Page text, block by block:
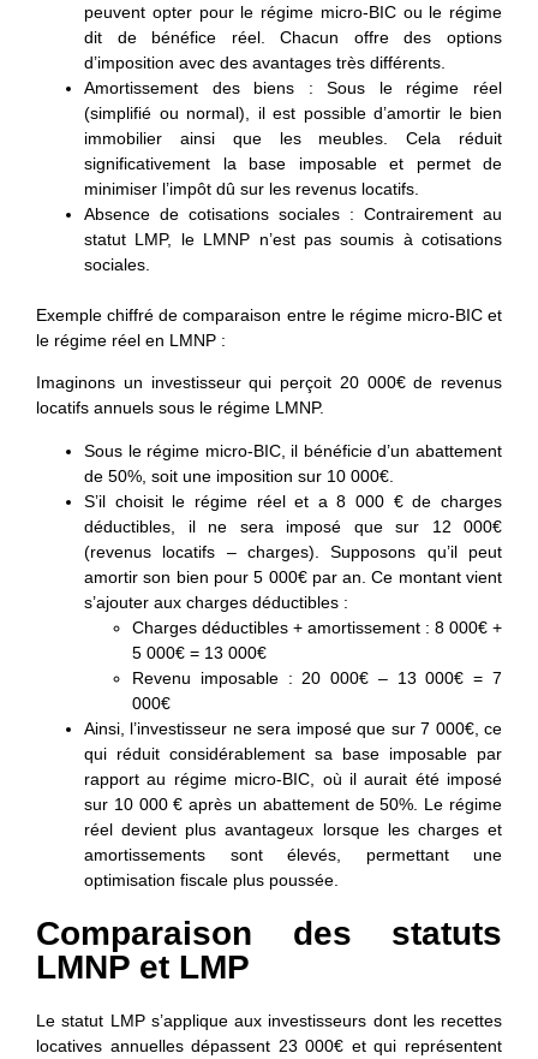
peuvent opter pour le régime micro-BIC ou le régime
dit de bénéfice réel. Chacun offre des options
d’imposition avec des avantages très différents.
Amortissement des biens : Sous le régime réel
(simplifié ou normal), il est possible d’amortir le bien
immobilier ainsi que les meubles. Cela réduit
significativement la base imposable et permet de
minimiser l’impôt dû sur les revenus locatifs.
Absence de cotisations sociales : Contrairement au
statut LMP, le LMNP n’est pas soumis à cotisations
sociales.
Exemple chiffré de comparaison entre le régime micro-BIC et
le régime réel en LMNP :
Imaginons un investisseur qui perçoit 20 000€ de revenus
locatifs annuels sous le régime LMNP.
Sous le régime micro-BIC, il bénéficie d’un abattement
de 50%, soit une imposition sur 10 000€.
S’il choisit le régime réel et a 8 000 € de charges
déductibles, il ne sera imposé que sur 12 000€
(revenus locatifs – charges). Supposons qu’il peut
amortir son bien pour 5 000€ par an. Ce montant vient
s’ajouter aux charges déductibles :
Charges déductibles + amortissement : 8 000€ +
5 000€ = 13 000€
Revenu imposable : 20 000€ – 13 000€ = 7
000€
Ainsi, l’investisseur ne sera imposé que sur 7 000€, ce
qui réduit considérablement sa base imposable par
rapport au régime micro-BIC, où il aurait été imposé
sur 10 000 € après un abattement de 50%. Le régime
réel devient plus avantageux lorsque les charges et
amortissements sont élevés, permettant une
optimisation fiscale plus poussée.
Comparaison des statuts
LMNP et LMP
Le statut LMPs’applique aux investisseurs dont les recettes
locatives annuelles dépassent 23 000€ et qui représentent